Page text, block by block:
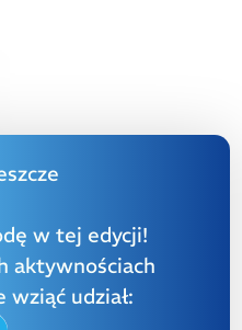
w tej edycji!
aktywnościach
wziąć udział: